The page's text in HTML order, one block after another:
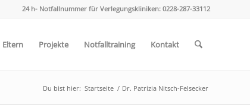
24 h- Notfallnummer für Verlegungskliniken: 0228-287-33112
Eltern Projekte Notfalltraining Kontakt
Du bist hier: Startseite / Dr. Patrizia Nitsch-Felsecker